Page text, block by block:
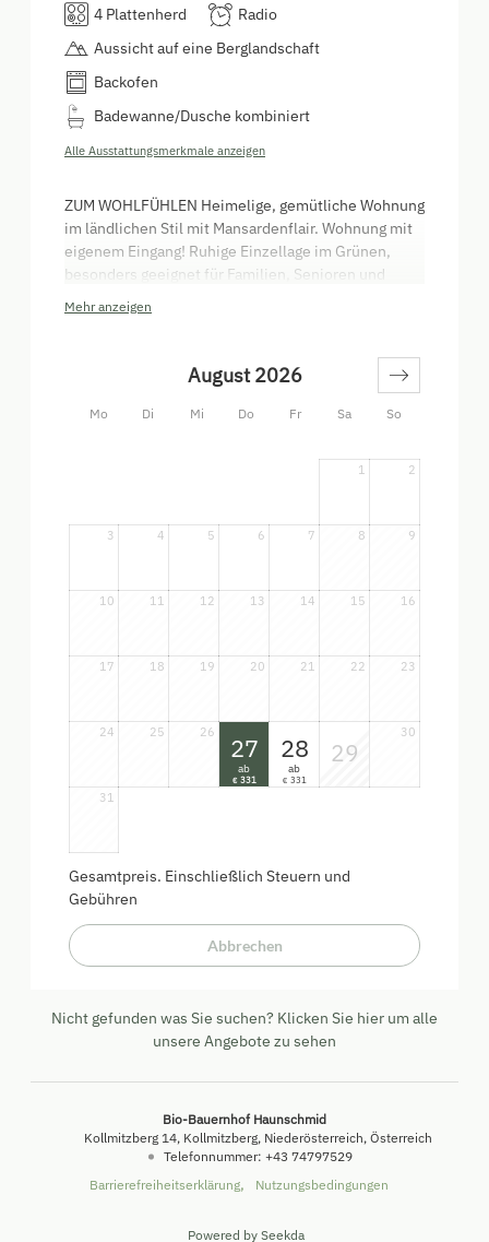
4 Plattenherd
Radio
Aussicht auf eine Berglandschaft
Backofen
Badewanne/Dusche kombiniert
Alle Ausstattungsmerkmale anzeigen
ZUM WOHLFÜHLEN Heimelige, gemütliche Wohnung
im ländlichen Stil mit Mansardenflair. Wohnung mit
eigenem Eingang! Ruhige Einzellage im Grünen,
besonders geeignet für Familien, Senioren und
"Ruhesuchende"! "Nichtraucherwohnung"
Ausstattung-Kühlschrank, Wasserkocher, Mixer *
stehen zur Verfügung. * maximale Belegung: 4
Erwachsene + 1 Kinder
Mehr anzeigen
Mo Di Mi Do Fr Sa So
August 2026
1 2
3 4 5 6 7 8 9
10 11 12 13 14 15 16
17 18 19 20 21 22 23
24 25 26
27
ab
€ 331
28
ab
€ 331
29
30
31
Gesamtpreis. Einschließlich Steuern und
Gebühren
Abbrechen
Nicht gefunden was Sie suchen? Klicken Sie hier um alle
unsere Angebote zu sehen
Bio-Bauernhof Haunschmid
Kollmitzberg 14 Kollmitzberg Niederösterreich Österreich
Telefonnummer: +43 74797529
Barrierefreiheitserklärung
Nutzungsbedingungen
Powered by Seekda